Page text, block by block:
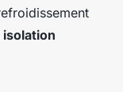
isolation